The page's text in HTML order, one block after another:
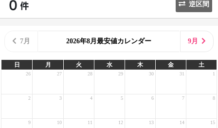
逆区間
7月 2026年8月最安値カレンダー 9月
日 月 火 水 木 金 土
26 27 28 29 30 31 1
2 3 4 5 6 7 8
9 10 11 12 13 14 15